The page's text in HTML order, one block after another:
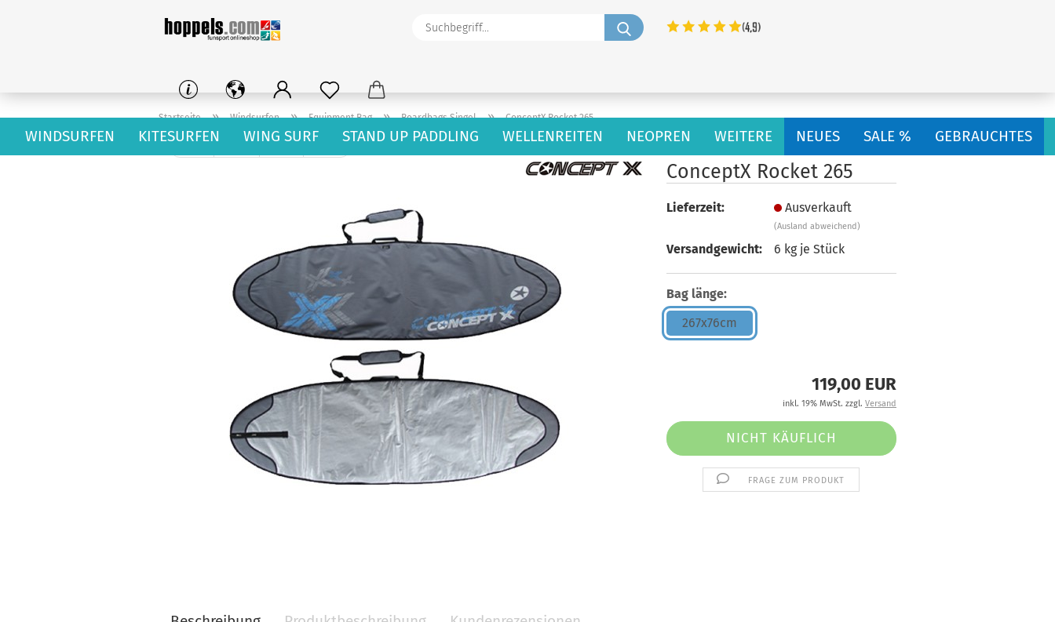
Suchbegriff...
WINDSURFEN KITESURFEN WING SURF STAND UP PADDLING WELLENREITEN NEOPREN NEUES SALE % GEBRAUCHTES
WEITERE
Startseite » Windsurfen » Equipment Bag » Boardbags Singel » ConceptX Rocket 265
ConceptX Rocket 265
Lieferzeit: Ausverkauft
(Ausland abweichend)
Versandgewicht: 6 kg je Stück
Bag länge:
267x76cm
119,00 EUR
inkl. 19% MwSt. zzgl. Versand
FRAGE ZUM PRODUKT